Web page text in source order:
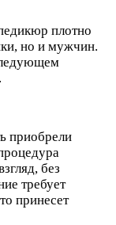
плотно
но и мужчин.
приобрели
без
требует
принесет